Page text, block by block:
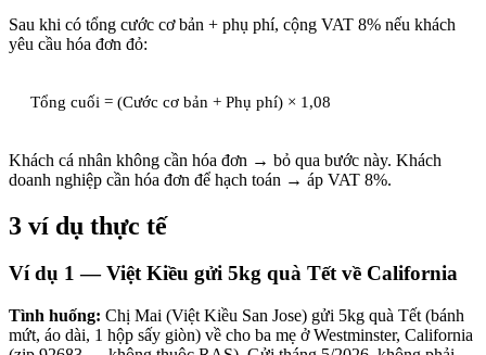
Sau khi có tổng cước cơ bản + phụ phí, cộng VAT 8% nếu khách
yêu cầu hóa đơn đỏ:
Tổng cuối = (Cước cơ bản + Phụ phí) × 1,08
Khách cá nhân không cần hóa đơn → bỏ qua bước này. Khách
doanh nghiệp cần hóa đơn để hạch toán → áp VAT 8%.
3 ví dụ thực tế
Ví dụ 1 — Việt Kiều gửi 5kg quà Tết về California
Tình huống: Chị Mai (Việt Kiều San Jose) gửi 5kg quà Tết (bánh
mứt, áo dài, 1 hộp sấy giòn) về cho ba mẹ ở Westminster, California